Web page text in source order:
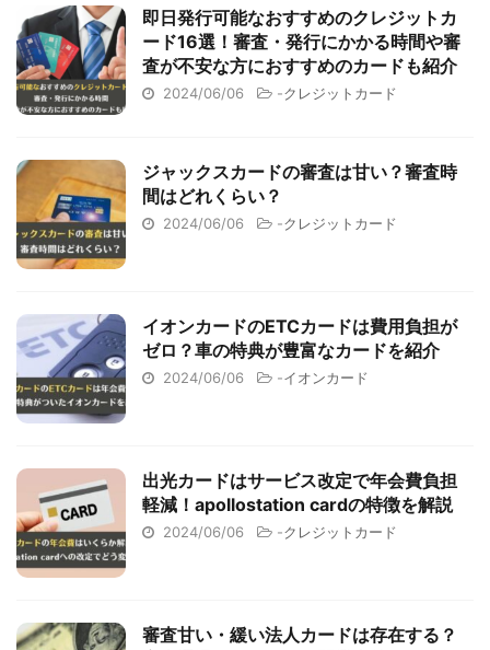
即日発行可能なおすすめのクレジットカ
ード16選！審査・発行にかかる時間や審
査が不安な方におすすめのカードも紹介
2024/06/06 -クレジットカード
ジャックスカードの審査は甘い？審査時
間はどれくらい？
2024/06/06 -クレジットカード
イオンカードのETCカードは費用負担が
ゼロ？車の特典が豊富なカードを紹介
2024/06/06 -イオンカード
出光カードはサービス改定で年会費負担
軽減！apollostation cardの特徴を解説
2024/06/06 -クレジットカード
審査甘い・緩い法人カードは存在する？